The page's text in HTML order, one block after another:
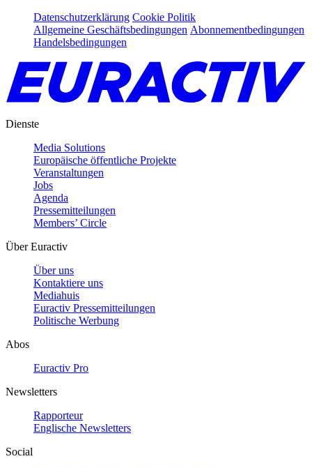
Datenschutzerklärung Cookie Politik
Allgemeine Geschäftsbedingungen Abonnementbedingungen
Handelsbedingungen
Dienste
Media Solutions
Europäische öffentliche Projekte
Veranstaltungen
Jobs
Agenda
Pressemitteilungen
Members’ Circle
Über Euractiv
Über uns
Kontaktiere uns
Mediahuis
Euractiv Pressemitteilungen
Politische Werbung
Abos
Euractiv Pro
Newsletters
Rapporteur
Englische Newsletters
Social